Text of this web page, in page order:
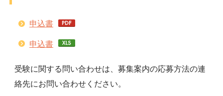
申込書
申込書
受験に関する問い合わせは、募集案内の応募方法の連
絡先にお問い合わせください。